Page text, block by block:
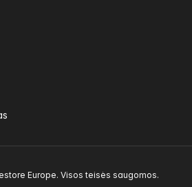
Europe. Visos teisės saugomos.